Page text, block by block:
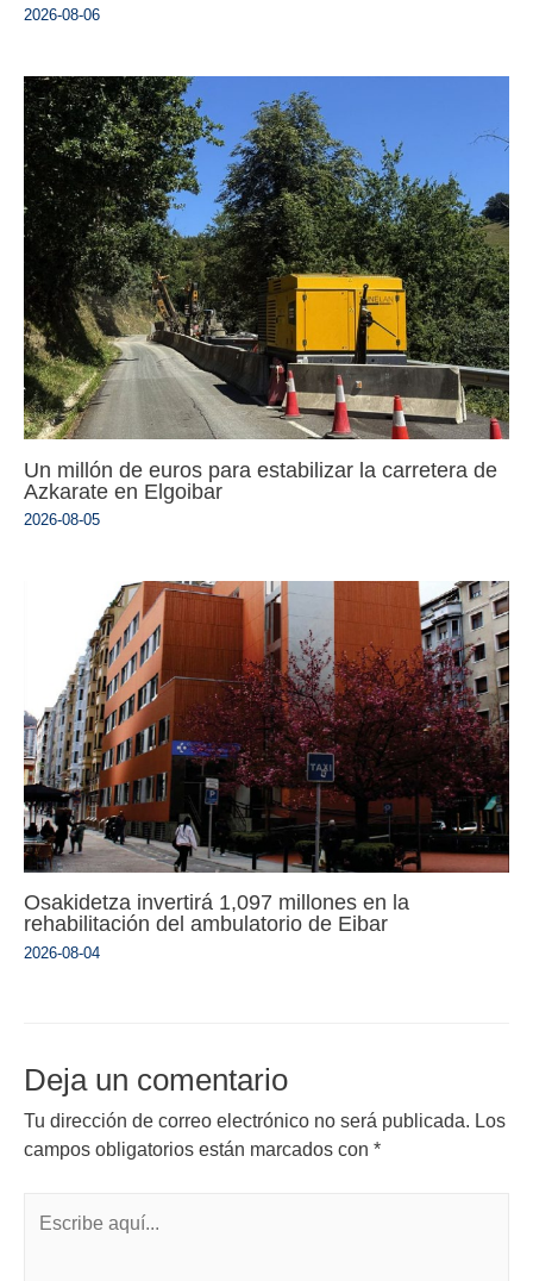
2026-08-06
Un millón de euros para estabilizar la carretera de
Azkarate en Elgoibar
2026-08-05
Osakidetza invertirá 1,097 millones en la
rehabilitación del ambulatorio de Eibar
2026-08-04
Deja un comentario
Tu dirección de correo electrónico no será publicada. Los
campos obligatorios están marcados con *